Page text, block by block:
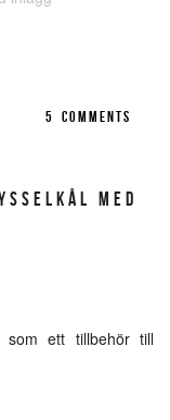
5 COMMENTS
MED
ett tillbehör till